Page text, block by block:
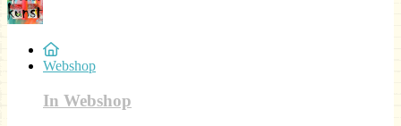
Webshop
In Webshop